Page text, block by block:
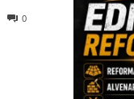
0